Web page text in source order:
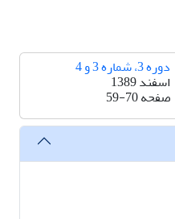
دوره 3، شماره 3 و 4
اسفند 1389
صفحه59-70